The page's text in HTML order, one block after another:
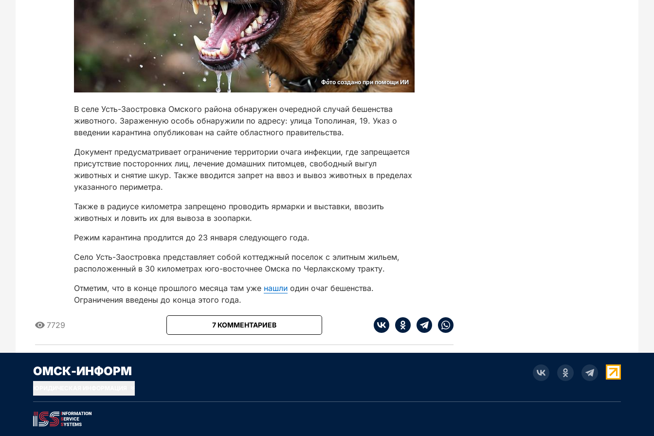
Фото создано при помощи ИИ
В селе Усть-Заостровка Омского района обнаружен очередной случай бешенства
животного. Зараженную особь обнаружили по адресу: улица Тополиная, 19. Указ о
введении карантина опубликован на сайте областного правительства.
Документ предусматривает ограничение территории очага инфекции, где запрещается
присутствие посторонних лиц, лечение домашних питомцев, свободный выгул
животных и снятие шкур. Также вводится запрет на ввоз и вывоз животных в пределах
указанного периметра.
Также в радиусе километра запрещено проводить ярмарки и выставки, ввозить
животных и ловить их для вывоза в зоопарки.
Режим карантина продлится до 23 января следующего года.
Село Усть-Заостровка представляет собой коттеджный поселок с элитным жильем,
расположенный в 30 километрах юго-восточнее Омска по Черлакскому тракту.
Отметим, что в конце прошлого месяца там уже нашли один очаг бешенства.
Ограничения введены до конца этого года.
7729 7 КОММЕНТАРИЕВ
Сначала новые Сначала старые Сначала интересные
ОМСК-ИНФОРМ